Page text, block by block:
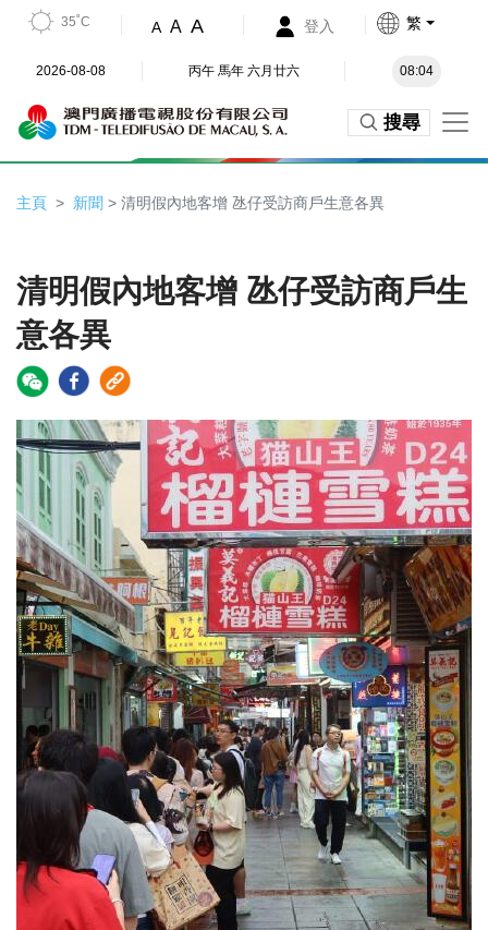
35˚C A A A 登入 繁
2026-08-08 丙午 馬年 六月廿六 08:04
搜尋
主頁 新聞 > 清明假內地客增 氹仔受訪商戶生意各異
清明假內地客增 氹仔受訪商戶生
意各異